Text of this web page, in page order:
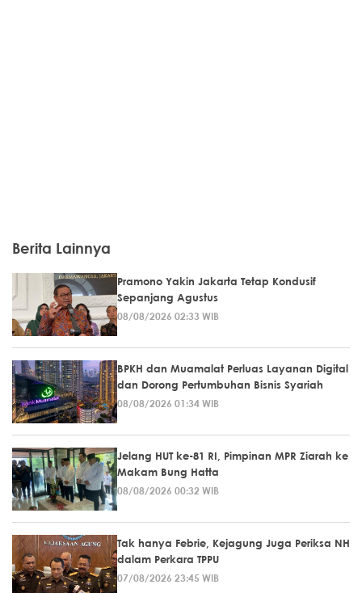
Berita Lainnya
Pramono Yakin Jakarta Tetap Kondusif
Sepanjang Agustus
08/08/2026 02:33 WIB
BPKH dan Muamalat Perluas Layanan Digital
dan Dorong Pertumbuhan Bisnis Syariah
08/08/2026 01:34 WIB
Jelang HUT ke-81 RI, Pimpinan MPR Ziarah ke
Makam Bung Hatta
08/08/2026 00:32 WIB
Tak hanya Febrie, Kejagung Juga Periksa NH
dalam Perkara TPPU
07/08/2026 23:45 WIB